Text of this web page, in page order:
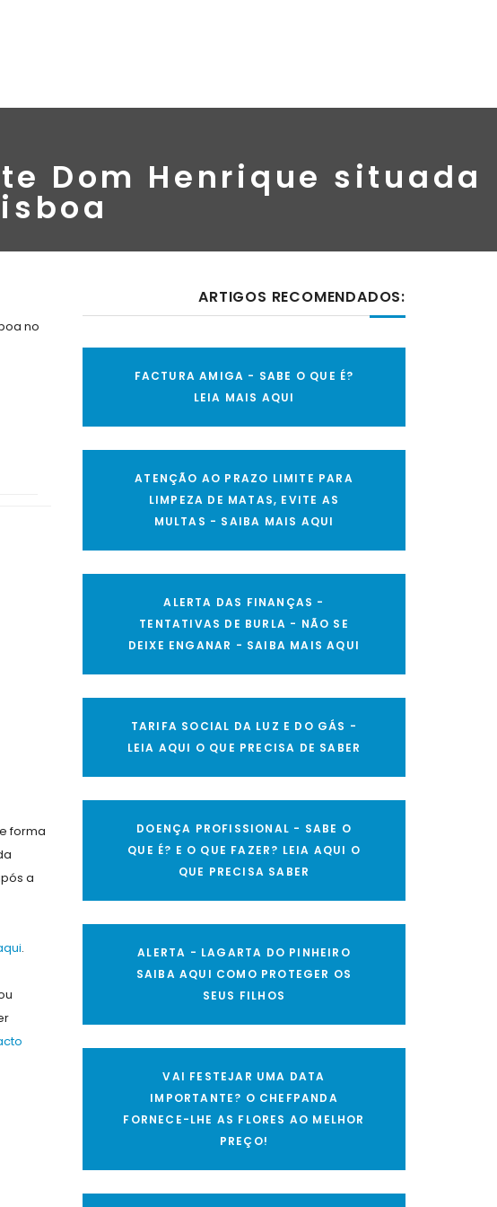
Dom Henrique situada
no
forma
a
.
ARTIGOS RECOMENDADOS:
FACTURA AMIGA - SABE O QUE É?
LEIA MAIS AQUI
ATENÇÃO AO PRAZO LIMITE PARA
LIMPEZA DE MATAS, EVITE AS
MULTAS - SAIBA MAIS AQUI
ALERTA DAS FINANÇAS -
TENTATIVAS DE BURLA - NÃO SE
DEIXE ENGANAR - SAIBA MAIS AQUI
TARIFA SOCIAL DA LUZ E DO GÁS -
LEIA AQUI O QUE PRECISA DE SABER
DOENÇA PROFISSIONAL - SABE O
QUE É? E O QUE FAZER? LEIA AQUI O
QUE PRECISA SABER
ALERTA - LAGARTA DO PINHEIRO
SAIBA AQUI COMO PROTEGER OS
SEUS FILHOS
VAI FESTEJAR UMA DATA
IMPORTANTE? O CHEFPANDA
FORNECE-LHE AS FLORES AO MELHOR
PREÇO!